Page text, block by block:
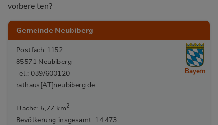
vorbereiten?
Gemeinde Neubiberg
Postfach 1152
85571 Neubiberg
Tel.: 089/600120
rathaus[AT]neubiberg.de
Fläche: 5,77 km2
Bevölkerung insgesamt: 14.473
Bayern